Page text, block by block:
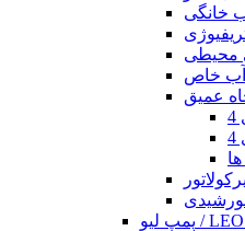
خانگی
محیطی
خاص
عمیق